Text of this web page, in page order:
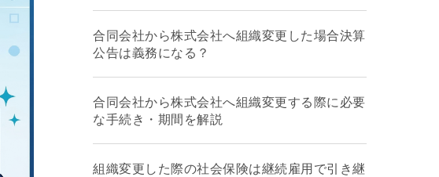
合同会社から株式会社へ組織変更した場合決算
公告は義務になる？
合同会社から株式会社へ組織変更する際に必要
な手続き・期間を解説
組織変更した際の社会保険は継続雇用で引き継